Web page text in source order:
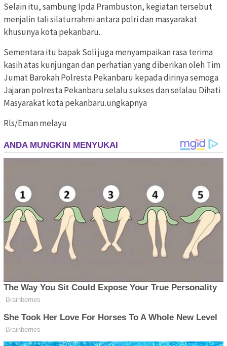
Selain itu, sambung Ipda Prambuston, kegiatan tersebut
menjalin tali silaturrahmi antara polri dan masyarakat
khusunya kota pekanbaru.
Sementara itu bapak Soli juga menyampaikan rasa terima
kasih atas kunjungan dan perhatian yang diberikan oleh Tim
Jumat Barokah Polresta Pekanbaru kepada dirinya semoga
Jajaran polresta Pekanbaru selalu sukses dan selalau Dihati
Masyarakat kota pekanbaru.ungkapnya
Rls/Eman melayu